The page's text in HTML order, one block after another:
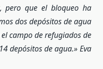
pero que el bloqueo ha
dos depósitos de agua
campo de refugiados de
depósitos de agua.» Eva